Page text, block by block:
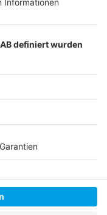
zur DEG-
Geschichte des
Hintergrundberichte
auf dem Laufenden
über die Social-
verfolgen.